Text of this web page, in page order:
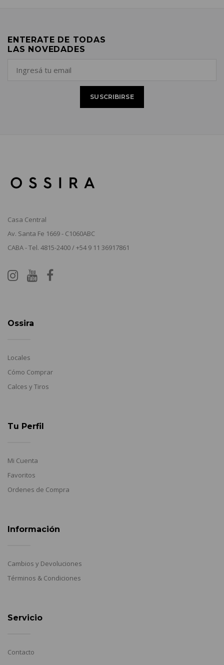
ENTERATE DE TODAS
LAS NOVEDADES
Casa Central
Av. Santa Fe 1669 - C1060ABC
CABA - Tel. 4815-2400 / +54 9 11 36917861
Ossira
Locales
Cómo Comprar
Calces y Tiros
Tu Perfil
Mi Cuenta
Favoritos
Ordenes de Compra
Información
Cambios y Devoluciones
Términos & Condiciones
Servicio
Contacto